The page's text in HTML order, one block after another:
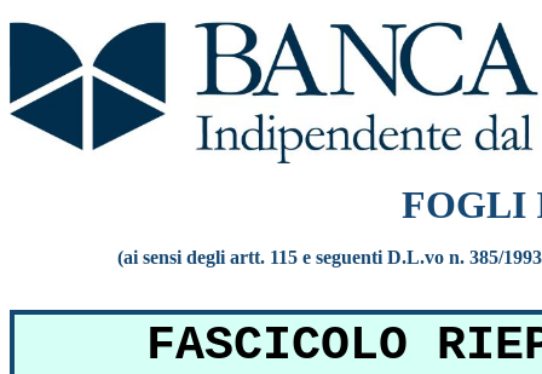
FOGLI
(ai sensi degli artt. 115 e seguenti D.L.vo n. 385/
FASCICOLO